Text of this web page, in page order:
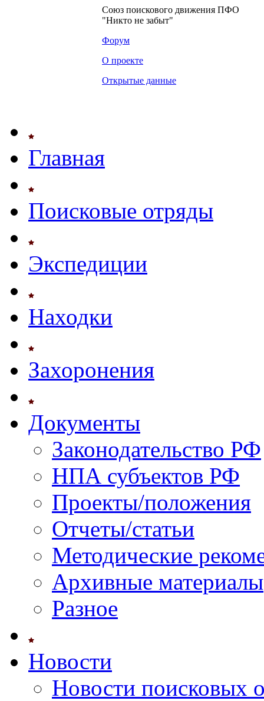
Союз поискового движения ПФО
"Никто не забыт"
Форум
О проекте
Открытые данные
Главная
Поисковые отряды
Экспедиции
Находки
Захоронения
Документы
Законодательство РФ
НПА субъектов РФ
Проекты/положения
Отчеты/статьи
Методические
Архивные материалы
Разное
Новости
Новости поисковых